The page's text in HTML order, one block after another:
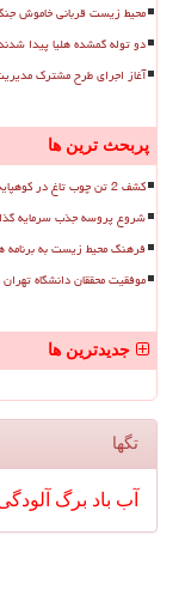
محیط زیست قربانی خاموش
دو توله گمشده هلیا پیدا
آغاز اجرای طرح مشترک
پربحث ترین ها
کشف 2 تن چوب تاغ در کوهپایه اصفهان طی 24 ساعت اخیر 8 نفر دستگیر شدند
شروع پروسه جذب سرمایه گذار برای
فرهنگ محیط زیست به برنامه
موفقیت محققان دانشگاه
جدیدترین ها
تگها
آب باد برگ